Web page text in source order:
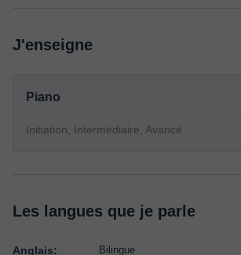
J'enseigne
Piano
Initiation, Intermédiaire, Avancé
Les langues que je parle
Anglais: Bilingue